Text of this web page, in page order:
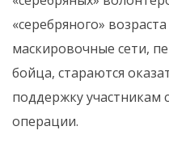
«серебряного»
маскировочные сети,
бойца, стараются
поддержку участникам
операции.